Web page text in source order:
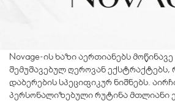
Novage-ის ხაზი აერთიანებს
შემუშავებულ ღეროვან ექსტრაქტებს,
დაბერების სპეციფიკურ ნიშნებს.
პერსონალიზებული რუტინა მთლიანი